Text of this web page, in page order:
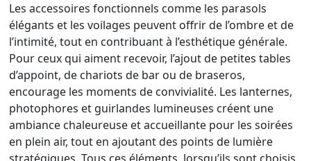
Les accessoires fonctionnels comme les parasols
élégants et les voilages peuvent offrir de l’ombre et de
l’intimité, tout en contribuant à l’esthétique générale.
Pour ceux qui aiment recevoir, l’ajout de petites tables
d’appoint, de chariots de bar ou de braseros,
encourage les moments de convivialité. Les lanternes,
photophores et guirlandes lumineuses créent une
ambiance chaleureuse et accueillante pour les soirées
en plein air, tout en ajoutant des points de lumière